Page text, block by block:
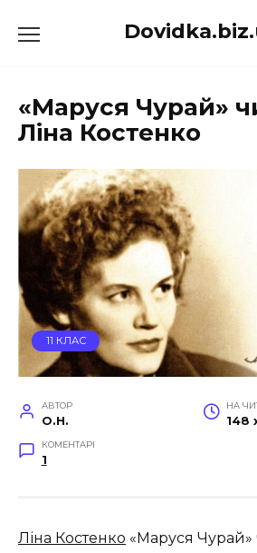
до
«Маруся Чурай»
Ліна Костенко
11 КЛАС
АВТОР
O.H.
НА
148
КОМЕНТАРІ
1
Ліна Костенко «Маруся Чурай»